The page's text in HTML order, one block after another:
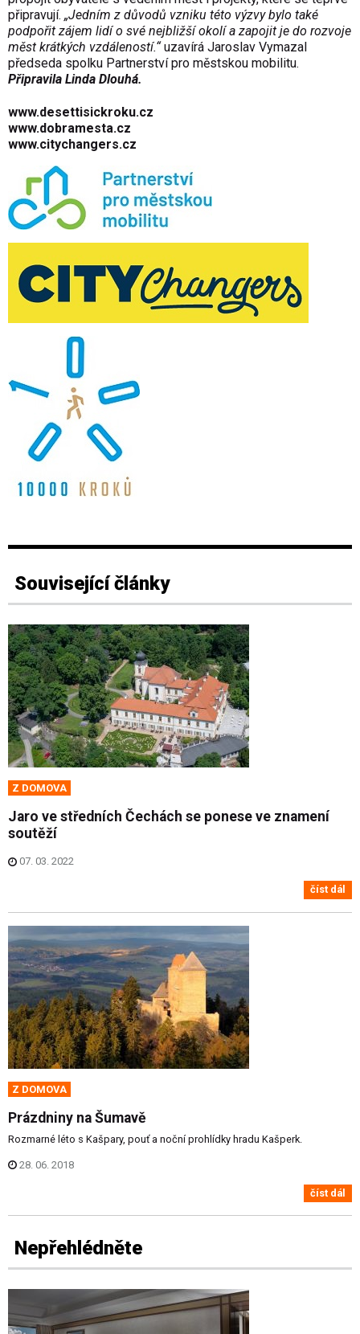
připravují. „Jedním z důvodů vzniku této výzvy bylo také
podpořit zájem lidí o své nejbližší okolí a zapojit je do rozvoje
měst krátkých vzdáleností.“uzavírá Jaroslav Vymazal
předseda spolku Partnerství pro městskou mobilitu.
Připravila Linda Dlouhá.
www.desettisickroku.cz
www.dobramesta.cz
www.citychangers.cz
Související články
Z DOMOVA
Jaro ve středních Čechách se ponese ve znamení
soutěží
07. 03. 2022
číst dál
Z DOMOVA
Prázdniny na Šumavě
Rozmarné léto s Kašpary, pouť a noční prohlídky hradu Kašperk.
28. 06. 2018
číst dál
Nepřehlédněte